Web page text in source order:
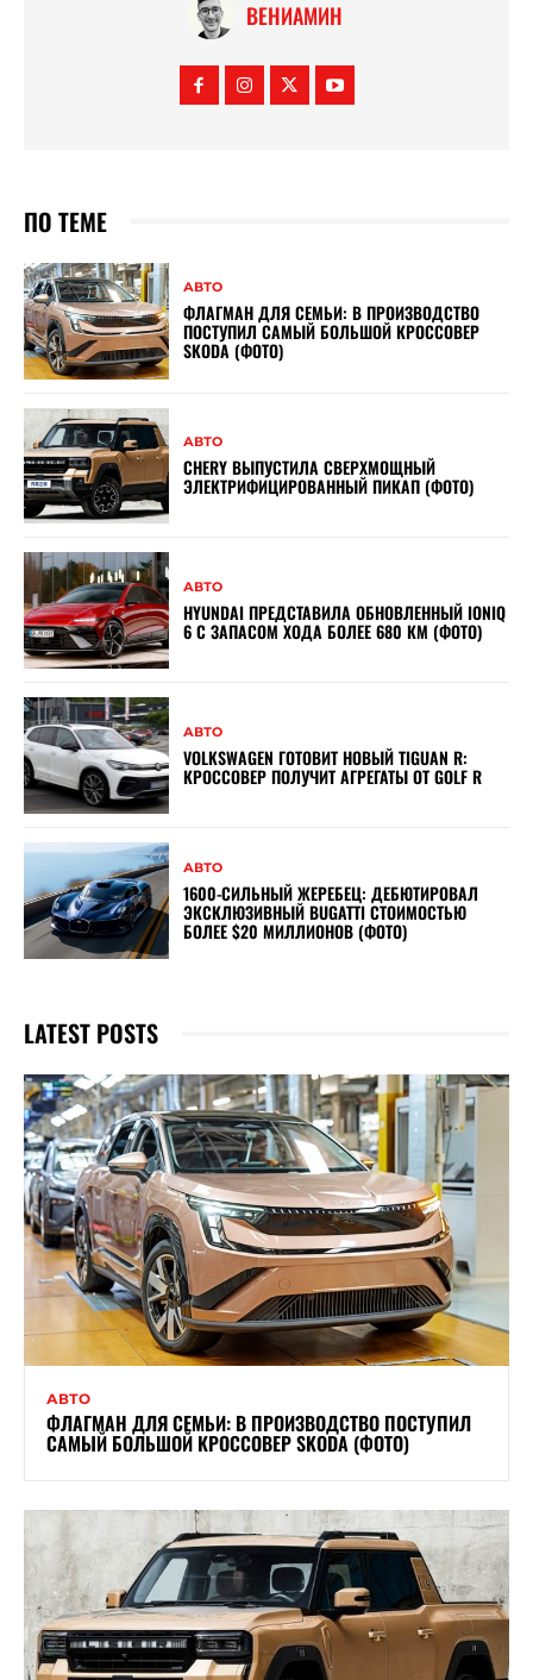
ВЕНИАМИН
ПО ТЕМЕ
АВТО
ФЛАГМАН ДЛЯ СЕМЬИ: В ПРОИЗВОДСТВО
ПОСТУПИЛ САМЫЙ БОЛЬШОЙ КРОССОВЕР
SKODA (ФОТО)
АВТО
CHERY ВЫПУСТИЛА СВЕРХМОЩНЫЙ
ЭЛЕКТРИФИЦИРОВАННЫЙ ПИКАП (ФОТО)
АВТО
HYUNDAI ПРЕДСТАВИЛА ОБНОВЛЕННЫЙ IONIQ
6 С ЗАПАСОМ ХОДА БОЛЕЕ 680 КМ (ФОТО)
АВТО
VOLKSWAGEN ГОТОВИТ НОВЫЙ TIGUAN R:
КРОССОВЕР ПОЛУЧИТ АГРЕГАТЫ ОТ GOLF R
АВТО
1600-СИЛЬНЫЙ ЖЕРЕБЕЦ: ДЕБЮТИРОВАЛ
ЭКСКЛЮЗИВНЫЙ BUGATTI СТОИМОСТЬЮ
БОЛЕЕ $20 МИЛЛИОНОВ (ФОТО)
LATEST POSTS
АВТО
ФЛАГМАН ДЛЯ СЕМЬИ: В ПРОИЗВОДСТВО ПОСТУПИЛ
САМЫЙ БОЛЬШОЙ КРОССОВЕР SKODA (ФОТО)